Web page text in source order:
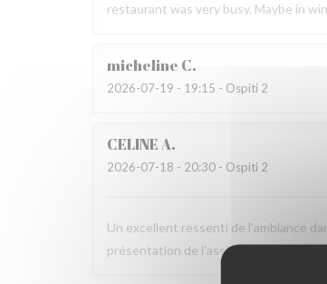
restaurant was very busy. Maybe in
micheline C
2026-07-19 - 19:15 - Ospiti 2
CELINEA
2026-07-18 - 20:30 - Ospiti 2
Un excellent ressenti de l'ambiance
présentation de l'assiette est